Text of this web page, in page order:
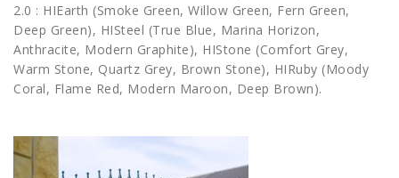
2.0 : HIEarth (Smoke Green, Willow Green, Fern Green,
Deep Green), HISteel (True Blue, Marina Horizon,
Anthracite, Modern Graphite), HIStone (Comfort Grey,
Warm Stone, Quartz Grey, Brown Stone), HIRuby (Moody
Coral, Flame Red, Modern Maroon, Deep Brown).